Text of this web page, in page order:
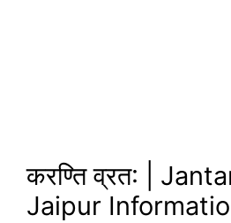
करण्ति व्रत: |
Jaipur